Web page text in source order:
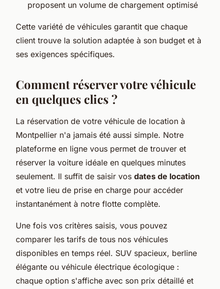
proposent un volume de chargement optimisé
Cette variété de véhicules garantit que chaque
client trouve la solution adaptée à son budget et à
ses exigences spécifiques.
Comment réserver votre véhicule
en quelques clics ?
La réservation de votre véhicule de location à
Montpellier n'a jamais été aussi simple. Notre
plateforme en ligne vous permet de trouver et
réserver la voiture idéale en quelques minutes
seulement. Il suffit de saisir vos dates de location
et votre lieu de prise en charge pour accéder
instantanément à notre flotte complète.
Une fois vos critères saisis, vous pouvez
comparer les tarifs de tous nos véhicules
disponibles en temps réel. SUV spacieux, berline
élégante ou véhicule électrique écologique :
chaque option s'affiche avec son prix détaillé et